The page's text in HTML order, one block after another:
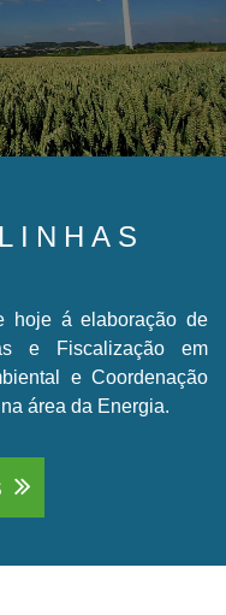
hoje á elaboração de
e Fiscalização em
e Coordenação
área da Energia.